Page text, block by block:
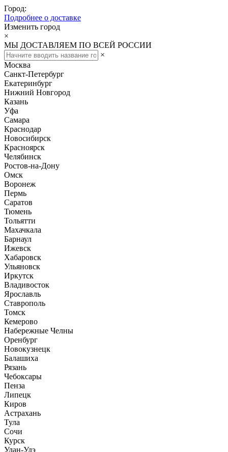
Город:
Подробнее о доставке
Изменить город
×
МЫ ДОСТАВЛЯЕМ ПО ВСЕЙ РОССИИ
×
Москва
Санкт-Петербург
Екатеринбург
Нижний Новгород
Казань
Уфа
Самара
Краснодар
Новосибирск
Красноярск
Челябинск
Ростов-на-Дону
Омск
Воронеж
Пермь
Саратов
Тюмень
Тольятти
Махачкала
Барнаул
Ижевск
Хабаровск
Ульяновск
Иркутск
Владивосток
Ярославль
Ставрополь
Томск
Кемерово
Набережные Челны
Оренбург
Новокузнецк
Балашиха
Рязань
Чебоксары
Пенза
Липецк
Киров
Астрахань
Тула
Сочи
Курск
Улан-Удэ